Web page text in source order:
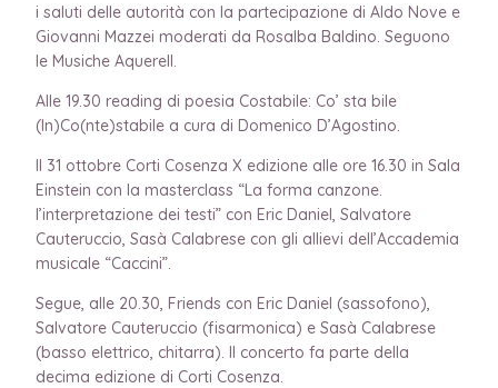
i saluti delle autorità con la partecipazione di Aldo Nove e
Giovanni Mazzei moderati da Rosalba Baldino. Seguono
le Musiche Aquerell.
Alle 19.30 reading di poesia Costabile: Co’ sta bile
(In)Co(nte)stabile a cura di Domenico D’Agostino.
Il 31 ottobre Corti Cosenza X edizione alle ore 16.30 in Sala
Einstein con la masterclass “La forma canzone.
l’interpretazione dei testi” con Eric Daniel, Salvatore
Cauteruccio, Sasà Calabrese con gli allievi dell’Accademia
musicale “Caccini”.
Segue, alle 20.30, Friends con Eric Daniel (sassofono),
Salvatore Cauteruccio (fisarmonica) e Sasà Calabrese
(basso elettrico, chitarra). Il concerto fa parte della
decima edizione di Corti Cosenza.